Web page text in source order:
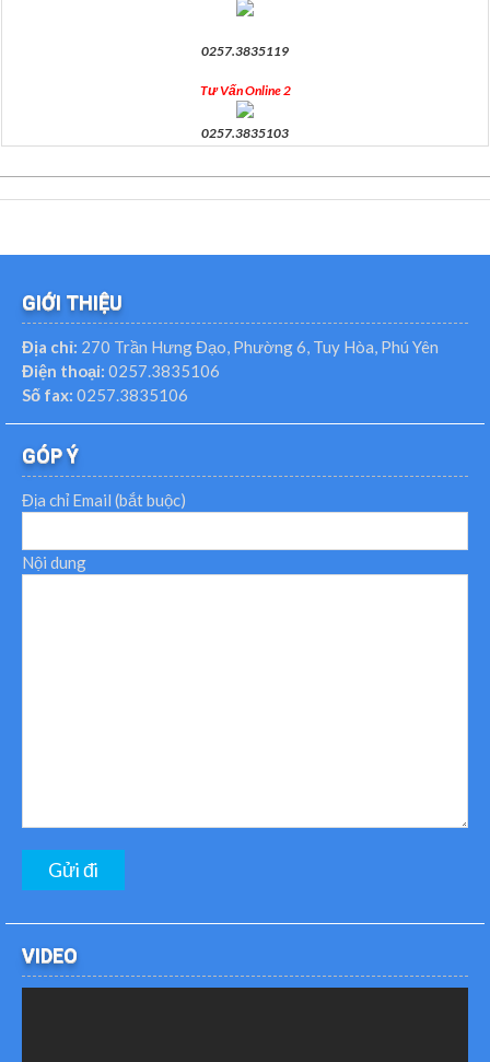
0257.3835119
Tư Vấn Online 2
0257.3835103
GIỚI THIỆU
Địa chỉ: 270 Trần Hưng Đạo, Phường 6, Tuy Hòa, Phú Yên
Điện thoại: 0257.3835106
Số fax: 0257.3835106
GÓP Ý
Địa chỉ Email (bắt buộc)
Nội dung
VIDEO